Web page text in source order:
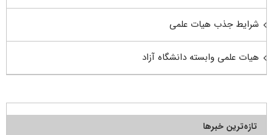
شرایط جذب هیات علمی
هیات علمی وابسته دانشگاه آزاد
تازه‌ترین خبرها